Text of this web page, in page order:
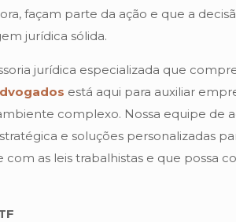
façam parte da ação e que a
jurídica sólida.
jurídica especializada que
está aqui para auxiliar
complexo. Nossa equipe de
e soluções personalizadas
as leis trabalhistas e que possa